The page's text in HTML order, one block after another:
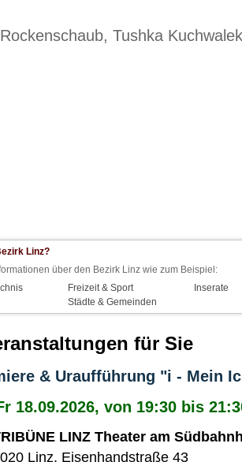
Tushka Kuchwalek
Linz?
über den Bezirk Linz wie zum Beispiel:
Freizeit & Sport Inserate
Städte & Gemeinden
für Sie
& Uraufführung "i - Mein
18.09.2026, von 19:30 bis
LINZ Theater am
Linz, Eisenhandstraße 43